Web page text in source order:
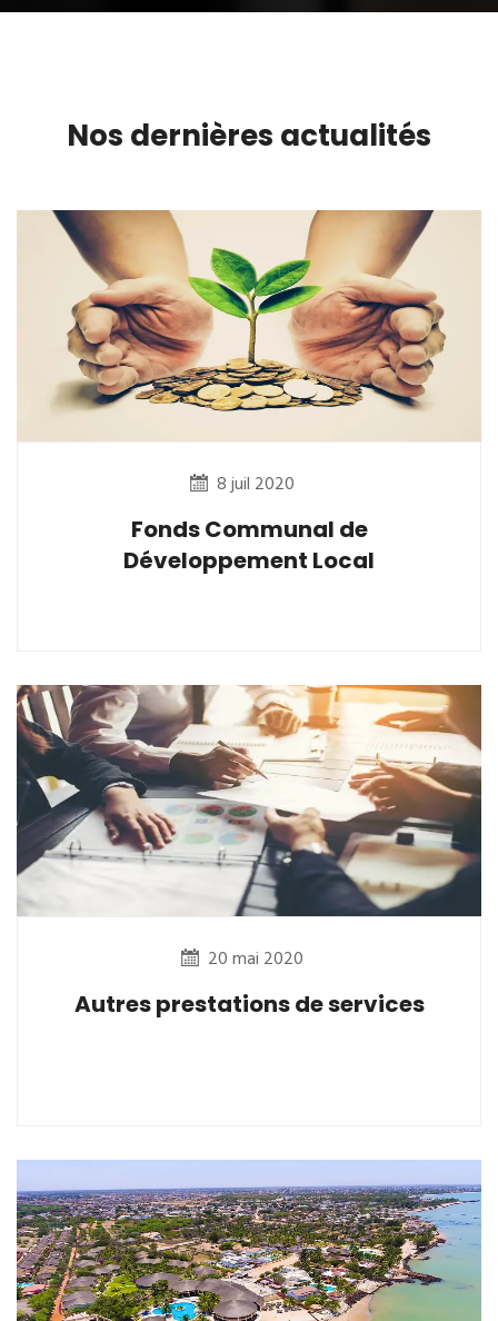
Nos dernières actualités
8 juil 2020
Fonds Communal de
Développement Local
20 mai 2020
Autres prestations de services